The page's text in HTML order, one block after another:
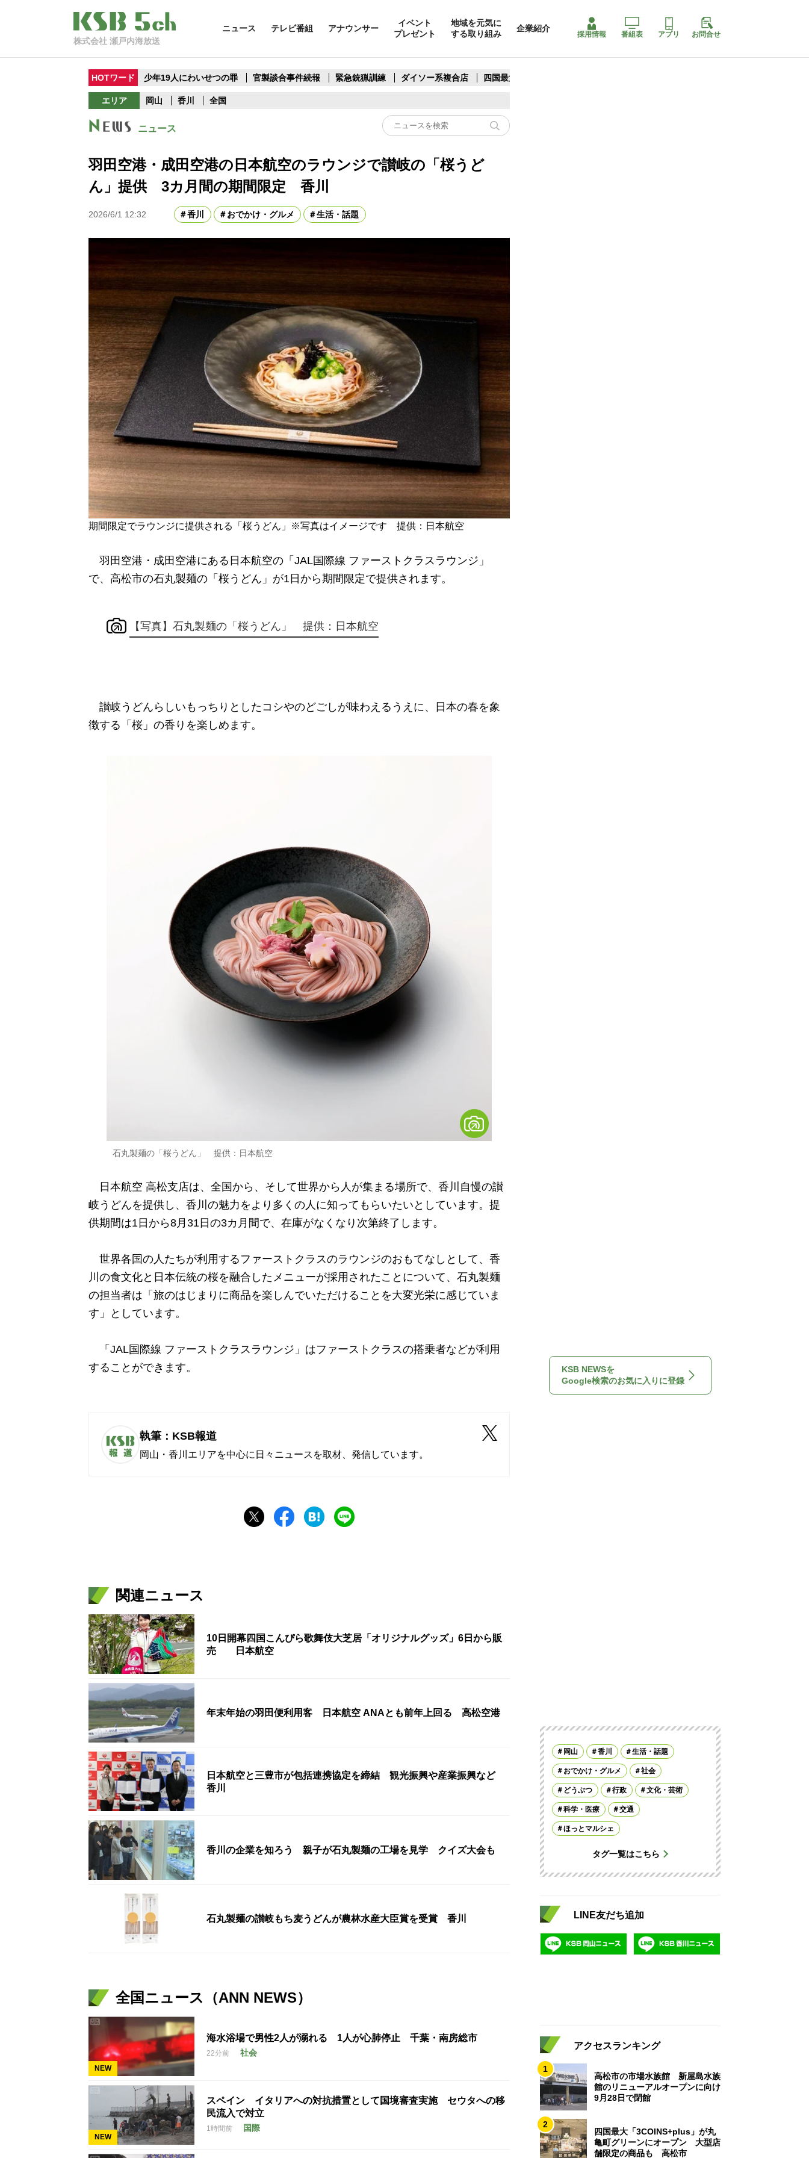
株式会社 瀬戸内海放送
ニュース テレビ番組 アナウンサー
イベント
プレゼント
地域を元気に
する取り組み
企業紹介
採用情報 番組表 アプリ お問合せ
HOTワード 少年19人にわいせつの罪 官製談合事件続報 緊急銃猟訓練 ダイソー系複合店 四国最大スリコ
エリア 岡山 香川 全国
ニュース
羽田空港・成田空港の日本航空のラウンジで讃岐の「桜うど
ん」提供 3カ月間の期間限定 香川
2026/6/1 12:32 香川 おでかけ・グルメ 生活・話題
期間限定でラウンジに提供される「桜うどん」※写真はイメージです 提供：日本航空
羽田空港・成田空港にある日本航空の「JAL国際線 ファーストクラスラウンジ」
で、高松市の石丸製麺の「桜うどん」が1日から期間限定で提供されます。
【写真】石丸製麺の「桜うどん」 提供：日本航空
讃岐うどんらしいもっちりとしたコシやのどごしが味わえるうえに、日本の春を象
徴する「桜」の香りを楽しめます。
石丸製麺の「桜うどん」 提供：日本航空
日本航空 高松支店は、全国から、そして世界から人が集まる場所で、香川自慢の讃
岐うどんを提供し、香川の魅力をより多くの人に知ってもらいたいとしています。提
供期間は1日から8月31日の3カ月間で、在庫がなくなり次第終了します。
世界各国の人たちが利用するファーストクラスのラウンジのおもてなしとして、香
川の食文化と日本伝統の桜を融合したメニューが採用されたことについて、石丸製麺
の担当者は「旅のはじまりに商品を楽しんでいただけることを大変光栄に感じていま
す」としています。
「JAL国際線 ファーストクラスラウンジ」はファーストクラスの搭乗者などが利用
することができます。
執筆：KSB報道
岡山・香川エリアを中心に日々ニュースを取材、発信しています。
関連ニュース
10日開幕四国こんぴら歌舞伎大芝居「オリジナルグッズ」6日から販
売 日本航空
年末年始の羽田便利用客 日本航空 ANAとも前年上回る 高松空港
日本航空と三豊市が包括連携協定を締結 観光振興や産業振興など
香川
香川の企業を知ろう 親子が石丸製麺の工場を見学 クイズ大会も
石丸製麺の讃岐もち麦うどんが農林水産大臣賞を受賞 香川
全国ニュース（ANN NEWS）
NEW
海水浴場で男性2人が溺れる 1人が心肺停止 千葉・南房総市
22分前 社会
NEW
スペイン イタリアへの対抗措置として国境審査実施 セウタへの移
民流入で対立
1時間前 国際
KSB NEWSを
Google検索のお気に入りに登録
岡山 香川 生活・話題
おでかけ・グルメ 社会
どうぶつ 行政 文化・芸術
科学・医療 交通
ほっとマルシェ
タグ一覧はこちら
LINE友だち追加
アクセスランキング
1
高松市の市場水族館 新屋島水族
館のリニューアルオープンに向け
9月28日で閉館
2
四国最大「3COINS+plus」が丸
亀町グリーンにオープン 大型店
舗限定の商品も 高松市